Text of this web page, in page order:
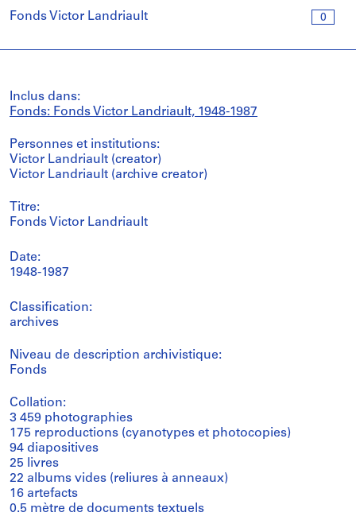
0
Fonds Victor Landriault
Inclus dans:
Fonds: Fonds Victor Landriault, 1948-1987
Personnes et institutions:
Victor Landriault (creator)
Victor Landriault (archive creator)
Titre:
Fonds Victor Landriault
Date:
1948-1987
Classification:
archives
Niveau de description archivistique:
Fonds
Collation:
3 459 photographies
175 reproductions (cyanotypes et photocopies)
94 diapositives
25 livres
22 albums vides (reliures à anneaux)
16 artefacts
0.5 mètre de documents textuels